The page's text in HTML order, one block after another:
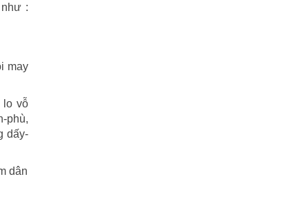
:
may
lo vỗ
phù,
dấy-
dân